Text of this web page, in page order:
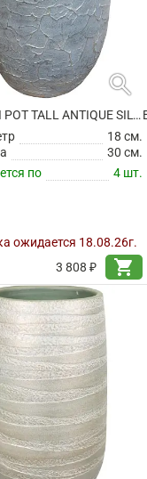
search
ВАЗА EVI POT TALL ANTIQUE SILVER
18 см.
30 см.
по
4 шт.
ожидается 18.08.26г.
3 808 ₽
shopping_cart